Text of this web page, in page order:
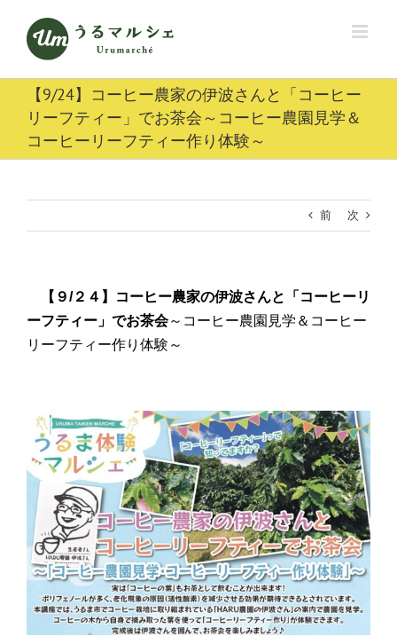
content
【9/24】コーヒー農家の伊波さんと「コーヒー
リーフティー」でお茶会～コーヒー農園見学＆
コーヒーリーフティー作り体験～
前 次
【９/２４】コーヒー農家の伊波さんと「コーヒーリ
ーフティー」でお茶会～コーヒー農園見学＆コーヒー
リーフティー作り体験～